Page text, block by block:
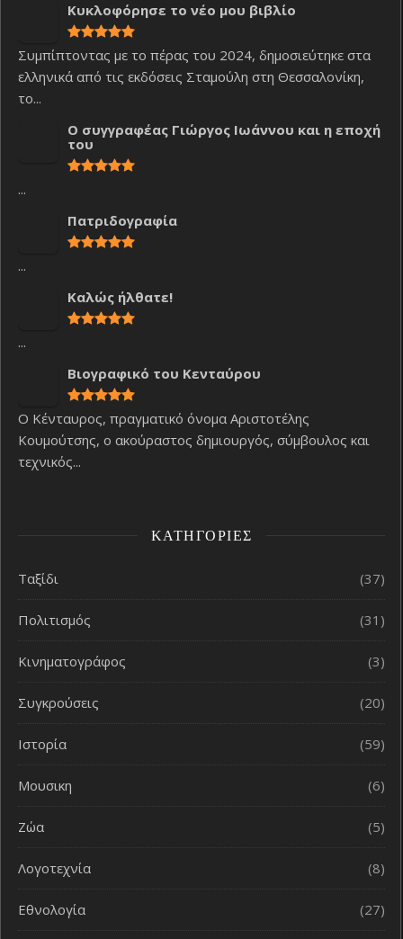
Κυκλοφόρησε το νέο μου βιβλίο
Συμπίπτοντας με το πέρας του 2024, δημοσιεύτηκε στα
ελληνικά από τις εκδόσεις Σταμούλη στη Θεσσαλονίκη,
το...
Ο συγγραφέας Γιώργος Ιωάννου και η εποχή
του
...
Πατριδογραφία
...
Καλώς ήλθατε!
...
Βιογραφικό του Κενταύρου
Ο Κένταυρος, πραγματικό όνομα Αριστοτέλης
Κουμούτσης, ο ακούραστος δημιουργός, σύμβουλος και
τεχνικός...
ΚΑΤΗΓΟΡΊΕΣ
Ταξίδι (37)
Πολιτισμός (31)
Κινηματογράφος (3)
Συγκρούσεις (20)
Ιστορία (59)
Μουσικη (6)
Ζώα (5)
Λογοτεχνία (8)
Εθνολογία (27)